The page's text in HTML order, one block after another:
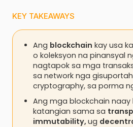
KEY TAKEAWAYS
Ang blockchain kay usa
o koleksyon na pinansyal
nagtapok sa mga
sa network nga
cryptography, sa porma
Ang mga blockchain
katangian sama sa
immutability, ug